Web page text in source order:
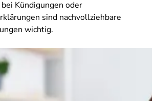
Kündigungen oder
sind nachvollziehbare
wichtig.